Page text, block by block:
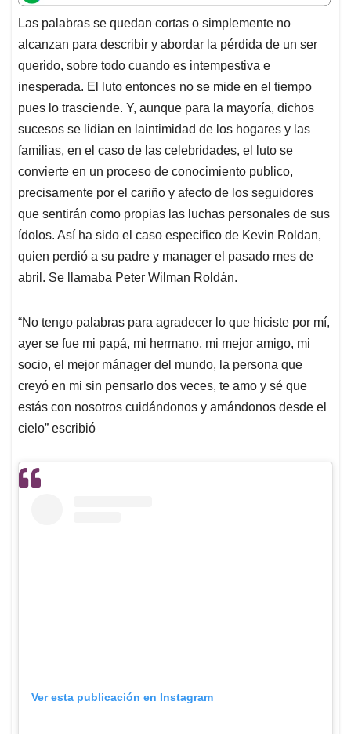
t
s
A
p
p
e
b
o
o
k
k
e
d
I
n
i
l
e
a
d
s
Las palabras se quedan cortas o simplemente no
alcanzan para describir y abordar la pérdida de un ser
querido, sobre todo cuando es intempestiva e
inesperada. El luto entonces no se mide en el tiempo
pues lo trasciende. Y, aunque para la mayoría, dichos
sucesos se lidian en laintimidad de los hogares y las
familias, en el caso de las celebridades, el luto se
convierte en un proceso de conocimiento publico,
precisamente por el cariño y afecto de los seguidores
que sentirán como propias las luchas personales de sus
ídolos. Así ha sido el caso especifico de Kevin Roldan,
quien perdió a su padre y manager el pasado mes de
abril. Se llamaba Peter Wilman Roldán.
“No tengo palabras para agradecer lo que hiciste por mí,
ayer se fue mi papá, mi hermano, mi mejor amigo, mi
socio, el mejor mánager del mundo, la persona que
creyó en mi sin pensarlo dos veces, te amo y sé que
estás con nosotros cuidándonos y amándonos desde el
cielo” escribió
Ver esta publicación en Instagram